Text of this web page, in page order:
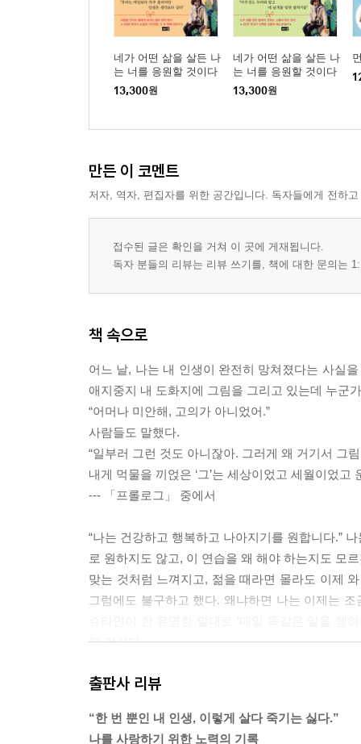
네가 어떤 삶을 살든 나
는 너를 응원할 것이다
2
13,300원
네가 어떤 삶을 살든 나
는 너를 응원할 것이다
1
13,300원
만든 이 코멘트
저자, 역자, 편집자를 위한 공간입니다. 독자들에게 전하
접수된 글은 확인을 거쳐 이 곳에 게재됩니다.
독자 분들의 리뷰는 리뷰 쓰기를, 책에 대한 문의는
책 속으로
어느 날, 나는 내 인생이 완전히 망쳐졌다는 사실
애지중지 내 도화지에 그림을 그리고 있는데 누군
“어머나 미안해, 고의가 아니었어.”
사람들도 말했다.
“일부러 그런 것도 아니잖아. 그러게 왜 거기서 그
내게 먹물을 끼얹은 ‘그’는 세상이었고 세월이었
--- 「프롤로그」 중에서
“나는 건강하고 행복하고 나아지기를 원합니다.”
로 원하지도 않고, 이 연습을 왜 해야 하는지도 모
맞는 것처럼 느껴지고, 젊을 때라면 몰라도 이제
그럼에도 불구하고 했다. 왜냐하면 나는 이제는
던 것이다.
처를 주기도 한다. 31번 확진자가 나와 코로나바
출판사 리뷰
“한 번 뿐인 내 인생, 이렇게 살다 죽기는 싫다.”
나를 사랑하기 위한 노력의 기록